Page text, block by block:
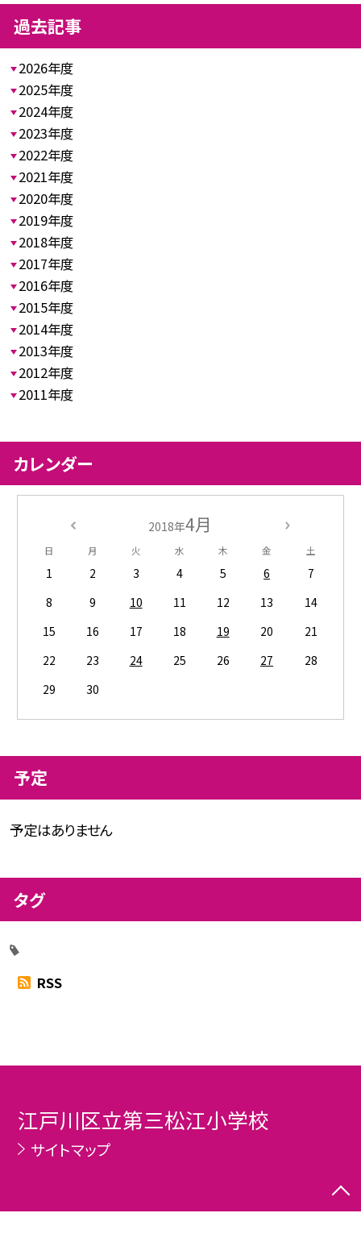
過去記事
2026年度
2025年度
2024年度
2023年度
2022年度
2021年度
2020年度
2019年度
2018年度
2017年度
2016年度
2015年度
2014年度
2013年度
2012年度
2011年度
カレンダー
2018年4月
日 月 火 水 木 金 土
1 2 3 4 5 6
7
8
9 10 11 12 13
14
15
16 17 18 19 20
21
22
23 24 25 26 27
28
29
30
予定
予定はありません
タグ
RSS
江戸川区立第三松江小学校
サイトマップ